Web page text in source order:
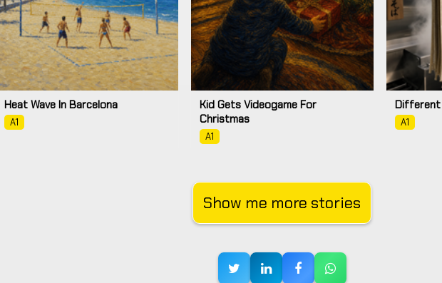
Heat Wave In Barcelona
A1
Kid Gets Videogame For
Christmas
A1
Different
A1
Show me more stories